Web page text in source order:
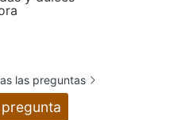
las preguntas